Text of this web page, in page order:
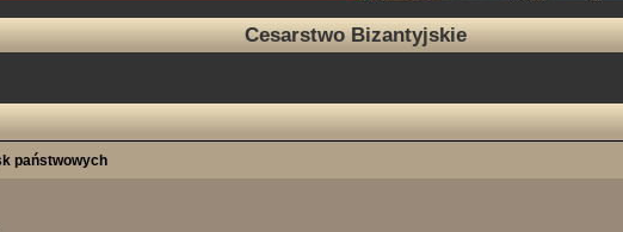
Cesarstwo Bizantyjskie
państwowych